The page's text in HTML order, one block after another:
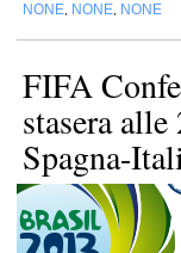
NONE NONE NONE
FIFA
stasera
Spagna-